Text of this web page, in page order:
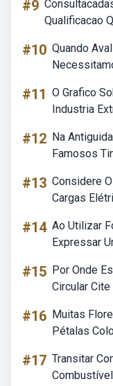
#9
Qualificacao
#10 Quando
#11 O Grafico
Industria
#12 Na
Famosos
#13 Considere
Cargas
#14 Ao Utilizar
Expressar
#15 Por Onde
Circular
#16 Muitas
Pétalas
#17 Transitar